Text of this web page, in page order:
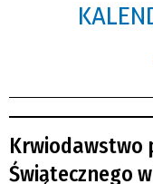
Krwiodawstwo
Świątecznego